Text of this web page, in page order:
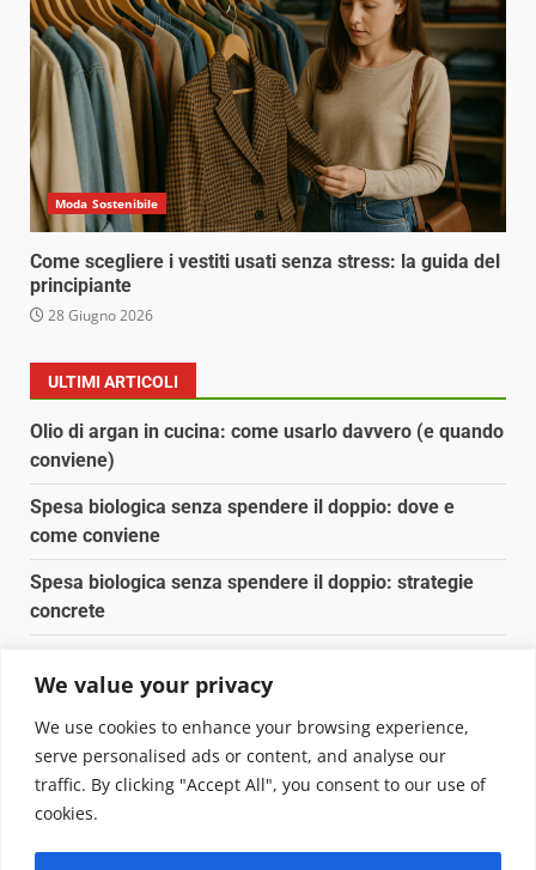
We value your privacy
We use cookies to enhance your browsing experience,
serve personalised ads or content, and analyse our
traffic. By clicking "Accept All", you consent to our use of
cookies.
Moda Sostenibile
Come scegliere i vestiti usati senza stress: la guida del
principiante
28 Giugno 2026
ULTIMI ARTICOLI
Olio di argan in cucina: come usarlo davvero (e quando
conviene)
Spesa biologica senza spendere il doppio: dove e
come conviene
Spesa biologica senza spendere il doppio: strategie
concrete
Pulizia naturale della casa: 3 ingredienti che
sostituiscono 10 prodotti chimici
Copyright © 2025 Biopianeta.it proprietà di Jws Media
Questo blog non è una testata giornalistica, in quanto